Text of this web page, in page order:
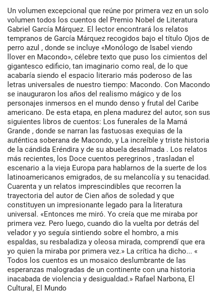
Un volumen excepcional que reúne por primera vez en un solo
volumen todos los cuentos del Premio Nobel de Literatura
Gabriel García Márquez. El lector encontrará los relatos
tempranos de García Márquez recogidos bajo el título Ojos de
perro azul , donde se incluye «Monólogo de Isabel viendo
llover en Macondo», célebre texto que puso los cimientos del
gigantesco edificio, tan imaginario como real, de lo que
acabaría siendo el espacio literario más poderoso de las
letras universales de nuestro tiempo: Macondo. Con Macondo
se inauguraron los años del realismo mágico y de los
personajes inmersos en el mundo denso y frutal del Caribe
americano. De esta etapa, en plena madurez del autor, son sus
siguientes libros de cuentos: Los funerales de la Mamá
Grande , donde se narran las fastuosas exequias de la
auténtica soberana de Macondo, y La increíble y triste historia
de la cándida Eréndira y de su abuela desalmada . Los relatos
más recientes, los Doce cuentos peregrinos , trasladan el
escenario a la vieja Europa para hablarnos de la suerte de los
latinoamericanos emigrados, de su melancolía y su tenacidad.
Cuarenta y un relatos imprescindibles que recorren la
trayectoria del autor de Cien años de soledad y que
constituyen un impresionante legado para la literatura
universal. «Entonces me miró. Yo creía que me miraba por
primera vez. Pero luego, cuando dio la vuelta por detrás del
velador y yo seguía sintiendo sobre el hombro, a mis
espaldas, su resbaladiza y oleosa mirada, comprendí que era
yo quien la miraba por primera vez.» La crítica ha dicho... «
Todos los cuentos es un mosaico deslumbrante de las
esperanzas malogradas de un continente con una historia
inacabada de violencia y desigualdad.» Rafael Narbona, El
Cultural, El Mundo